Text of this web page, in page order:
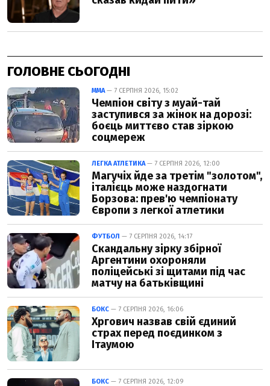
ГОЛОВНЕ СЬОГОДНІ
ММА— 7 СЕРПНЯ 2026, 15:02
Чемпіон світу з муай-тай
заступився за жінок на дорозі:
боєць миттєво став зіркою
соцмереж
ЛЕГКА АТЛЕТИКА— 7 СЕРПНЯ 2026, 12:00
Магучіх йде за третім "золотом",
італієць може наздогнати
Борзова: прев'ю чемпіонату
Європи з легкої атлетики
ФУТБОЛ — 7 СЕРПНЯ 2026, 14:17
Скандальну зірку збірної
Аргентини охороняли
поліцейські зі щитами під час
матчу на батьківщині
БОКС — 7 СЕРПНЯ 2026, 16:06
Хргович назвав свій єдиний
страх перед поєдинком з
Ітаумою
БОКС — 7 СЕРПНЯ 2026, 12:09